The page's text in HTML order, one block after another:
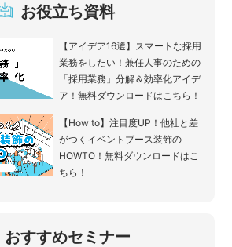
お役立ち資料
【アイデア16選】スマートな採用
業務をしたい！兼任人事のための
「採用業務」分解＆効率化アイデ
ア！無料ダウンロードはこちら！
【How to】注目度UP！他社と差
がつくイベントブース装飾の
HOWTO！無料ダウンロードはこ
ちら！
おすすめセミナー